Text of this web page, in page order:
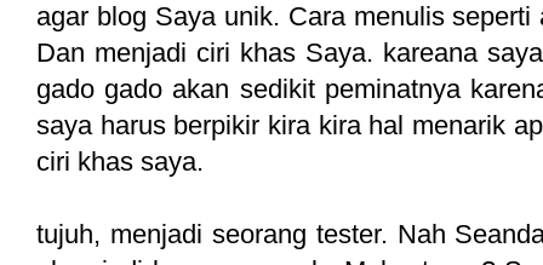
agar blog Saya unik. Cara menulis
Dan menjadi ciri khas Saya. kareana
gado gado akan sedikit peminatnya
saya harus berpikir kira kira hal menarik
ciri khas saya.
tujuh, menjadi seorang tester. Nah